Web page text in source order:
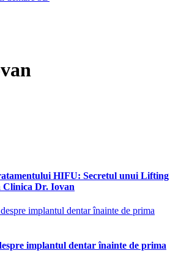
HIFU: Secretul unui Lifting
Clinica Dr. Iovan
implantul dentar înainte de prima